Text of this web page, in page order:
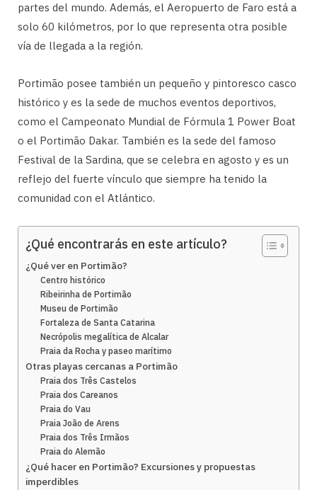
partes del mundo. Además, el Aeropuerto de Faro está a
solo 60 kilómetros, por lo que representa otra posible
vía de llegada a la región.
Portimão posee también un pequeño y pintoresco casco
histórico y es la sede de muchos eventos deportivos,
como el Campeonato Mundial de Fórmula 1 Power Boat
o el Portimão Dakar. También es la sede del famoso
Festival de la Sardina, que se celebra en agosto y es un
reflejo del fuerte vínculo que siempre ha tenido la
comunidad con el Atlántico.
¿Qué encontrarás en este artículo?
¿Qué ver en Portimão?
Centro histórico
Ribeirinha de Portimão
Museu de Portimão
Fortaleza de Santa Catarina
Necrópolis megalítica de Alcalar
Praia da Rocha y paseo marítimo
Otras playas cercanas a Portimão
Praia dos Três Castelos
Praia dos Careanos
Praia do Vau
Praia João de Arens
Praia dos Três Irmãos
Praia do Alemão
¿Qué hacer en Portimão? Excursiones y propuestas
imperdibles